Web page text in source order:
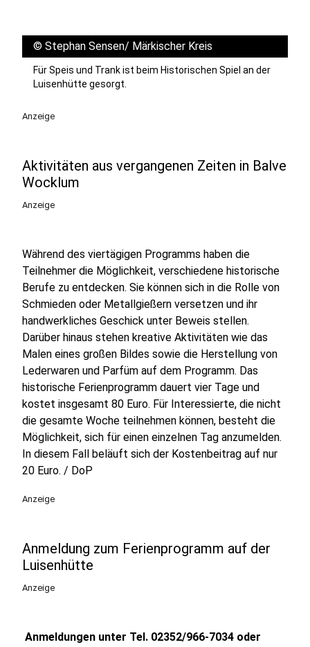
© Stephan Sensen/ Märkischer Kreis
Für Speis und Trank ist beim Historischen Spiel an der
Luisenhütte gesorgt.
Anzeige
Aktivitäten aus vergangenen Zeiten in Balve
Wocklum
Anzeige
Während des viertägigen Programms haben die
Teilnehmer die Möglichkeit, verschiedene historische
Berufe zu entdecken. Sie können sich in die Rolle von
Schmieden oder Metallgießern versetzen und ihr
handwerkliches Geschick unter Beweis stellen.
Darüber hinaus stehen kreative Aktivitäten wie das
Malen eines großen Bildes sowie die Herstellung von
Lederwaren und Parfüm auf dem Programm. Das
historische Ferienprogramm dauert vier Tage und
kostet insgesamt 80 Euro. Für Interessierte, die nicht
die gesamte Woche teilnehmen können, besteht die
Möglichkeit, sich für einen einzelnen Tag anzumelden.
In diesem Fall beläuft sich der Kostenbeitrag auf nur
20 Euro. / DoP
Anzeige
Anmeldung zum Ferienprogramm auf der
Luisenhütte
Anzeige
Anmeldungen unter Tel. 02352/966-7034 oder